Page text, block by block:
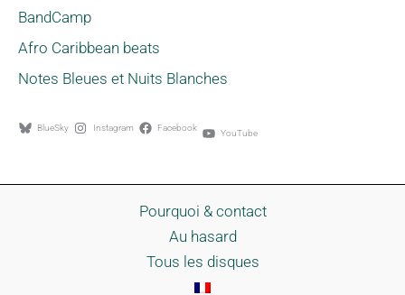
BandCamp
Afro Caribbean beats
Notes Bleues et Nuits Blanches
BlueSky Instagram Facebook YouTube
Pourquoi & contact
Au hasard
Tous les disques